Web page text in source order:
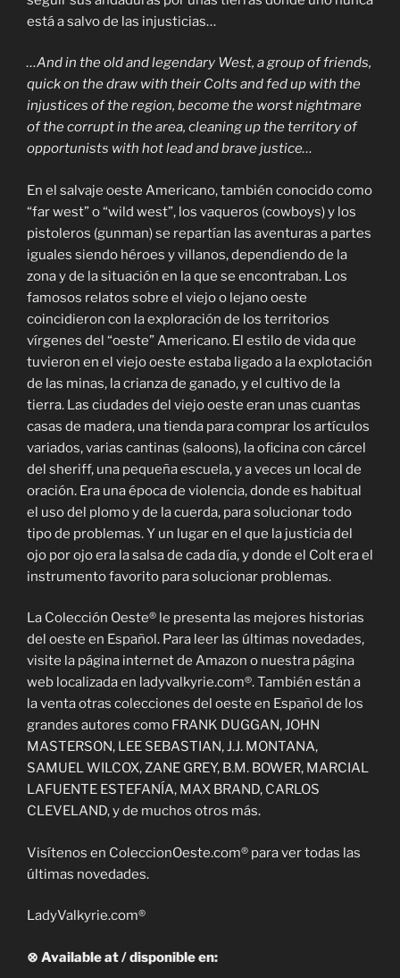
está a salvo de las injusticias…
…And in the old and legendary West, a group of friends,
quick on the draw with their Colts and fed up with the
injustices of the region, become the worst nightmare
of the corrupt in the area, cleaning up the territory of
opportunists with hot lead and brave justice…
En el salvaje oeste Americano, también conocido como
“far west” o “wild west”, los vaqueros (cowboys) y los
pistoleros (gunman) se repartían las aventuras a partes
iguales siendo héroes y villanos, dependiendo de la
zona y de la situación en la que se encontraban. Los
famosos relatos sobre el viejo o lejano oeste
coincidieron con la exploración de los territorios
vírgenes del “oeste” Americano. El estilo de vida que
tuvieron en el viejo oeste estaba ligado a la explotación
de las minas, la crianza de ganado, y el cultivo de la
tierra. Las ciudades del viejo oeste eran unas cuantas
casas de madera, una tienda para comprar los artículos
variados, varias cantinas (saloons), la oficina con cárcel
del sheriff, una pequeña escuela, y a veces un local de
oración. Era una época de violencia, donde es habitual
el uso del plomo y de la cuerda, para solucionar todo
tipo de problemas. Y un lugar en el que la justicia del
ojo por ojo era la salsa de cada día, y donde el Colt era el
instrumento favorito para solucionar problemas.
La Colección Oeste® le presenta las mejores historias
del oeste en Español. Para leer las últimas novedades,
visite la página internet de Amazon o nuestra página
web localizada en ladyvalkyrie.com®. También están a
la venta otras colecciones del oeste en Español de los
grandes autores como FRANK DUGGAN, JOHN
MASTERSON, LEE SEBASTIAN, J.J. MONTANA,
SAMUEL WILCOX, ZANE GREY, B.M. BOWER, MARCIAL
LAFUENTE ESTEFANÍA, MAX BRAND, CARLOS
CLEVELAND, y de muchos otros más.
Visítenos en ColeccionOeste.com® para ver todas las
últimas novedades.
LadyValkyrie.com®
⊗ Available at / disponible en: